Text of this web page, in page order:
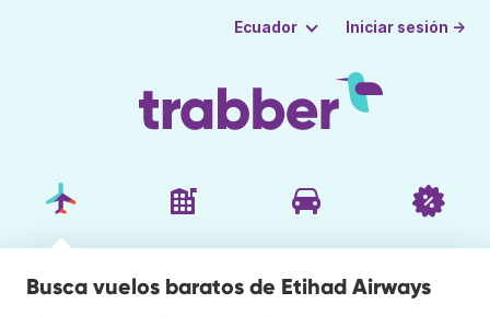
Ecuador Iniciar sesión →
Busca vuelos baratos de Etihad Airways